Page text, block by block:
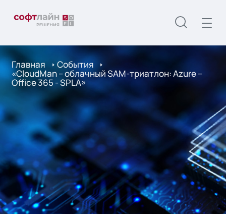
Главная События
«CloudMan – облачный SAM-триатлон: Azure –
Office 365 - SPLA»